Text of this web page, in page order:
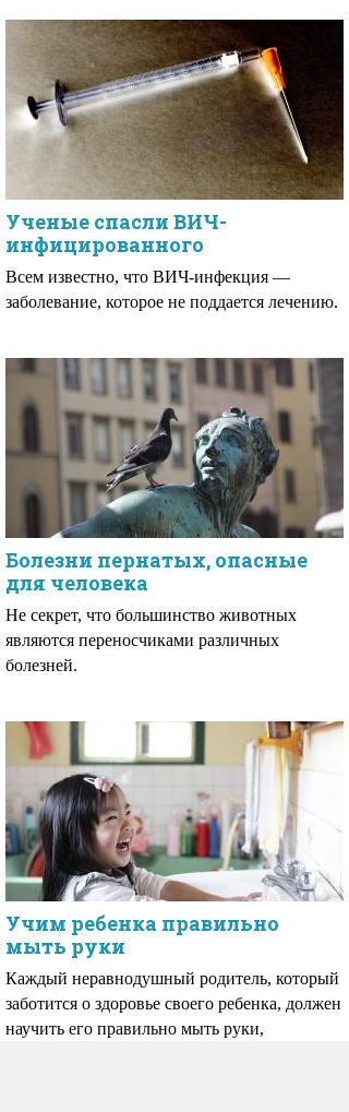
Ученые спасли ВИЧ-
инфицированного
Всем известно, что ВИЧ-инфекция —
заболевание, которое не поддается лечению.
Болезни пернатых, опасные
для человека
Не секрет, что большинство животных
являются переносчиками различных
болезней.
Учим ребенка правильно
мыть руки
Каждый неравнодушный родитель, который
заботится о здоровье своего ребенка, должен
научить его правильно мыть руки,